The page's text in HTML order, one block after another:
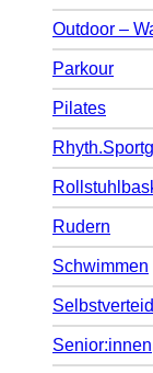
Outdoor –
Parkour
Pilates
Rudern
Schwimmen
Senior:innen